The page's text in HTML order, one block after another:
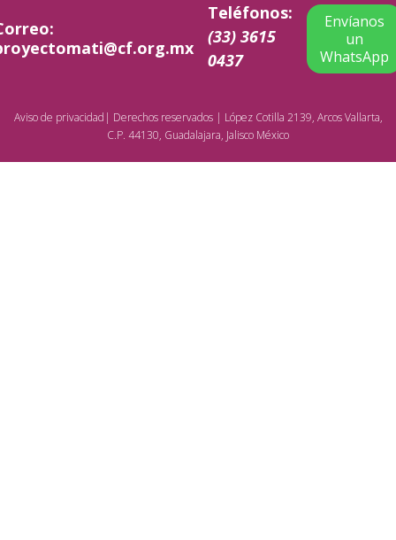
Teléfonos:
(33) 3615
0437
Envíanos
un
WhatsApp
Aviso de privacidad | Derechos reservados | López Cotilla 2139, Arcos Vallarta,
C.P. 44130, Guadalajara, Jalisco México